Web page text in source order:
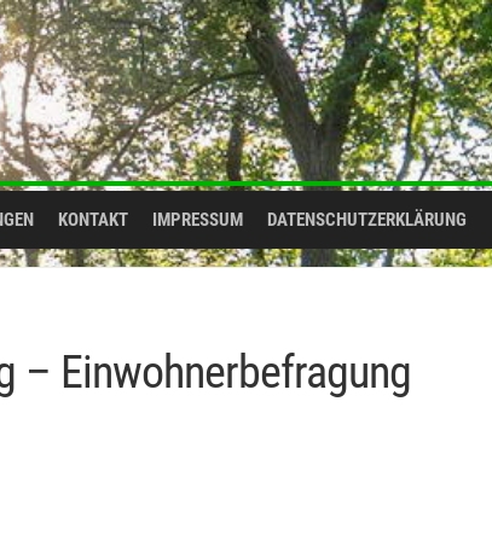
KONTAKT IMPRESSUM DATENSCHUTZERKLÄRUNG
– Einwohnerbefragung